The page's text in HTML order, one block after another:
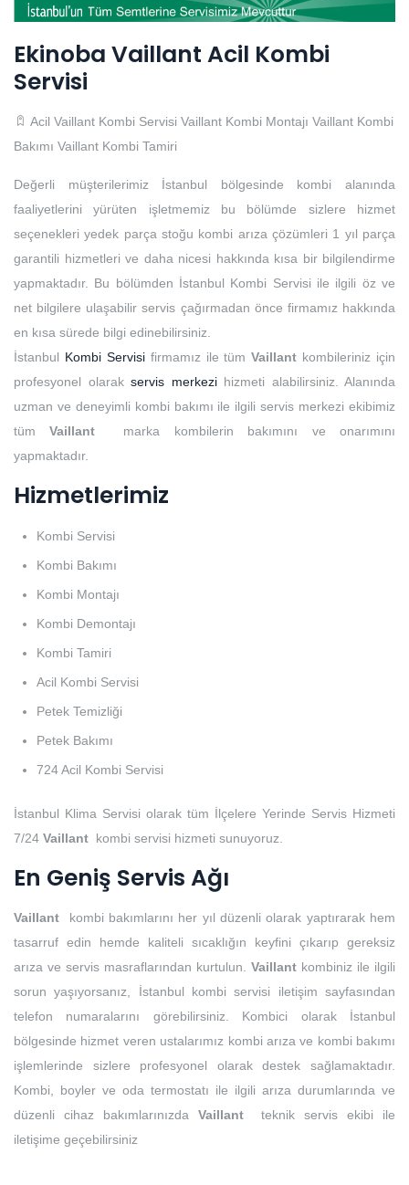
Ekinoba Vaillant Acil Kombi
Servisi
Acil Vaillant Kombi Servisi Vaillant Kombi Montajı Vaillant Kombi
Bakımı Vaillant Kombi Tamiri
Değerli müşterilerimiz İstanbul bölgesinde kombi alanında
faaliyetlerini yürüten işletmemiz bu bölümde sizlere hizmet
seçenekleri yedek parça stoğu kombi arıza çözümleri 1 yıl parça
garantili hizmetleri ve daha nicesi hakkında kısa bir bilgilendirme
yapmaktadır. Bu bölümden İstanbul Kombi Servisi ile ilgili öz ve
net bilgilere ulaşabilir servis çağırmadan önce firmamız hakkında
en kısa sürede bilgi edinebilirsiniz.
İstanbul Kombi Servisi firmamız ile tümVaillant kombileriniz için
profesyonel olarak servis merkezihizmeti alabilirsiniz. Alanında
uzman ve deneyimli kombi bakımı ile ilgili servis merkezi ekibimiz
tümVaillant marka kombilerin bakımını ve onarımını
yapmaktadır.
Hizmetlerimiz
Kombi Servisi
Kombi Bakımı
Kombi Montajı
Kombi Demontajı
Kombi Tamiri
Acil Kombi Servisi
Petek Temizliği
Petek Bakımı
724 Acil Kombi Servisi
İstanbul Klima Servisi olarak tüm İlçelere Yerinde Servis Hizmeti
7/24 Vaillant kombi servisi hizmeti sunuyoruz.
En Geniş Servis Ağı
Vaillant kombi bakımlarını her yıl düzenli olarak yaptırarak hem
tasarruf edin hemde kaliteli sıcaklığın keyfini çıkarıp gereksiz
arıza ve servis masraflarından kurtulun. Vaillant kombiniz ile ilgili
sorun yaşıyorsanız, İstanbul kombi servisi iletişim sayfasından
telefon numaralarını görebilirsiniz. Kombici olarak İstanbul
bölgesinde hizmet veren ustalarımız kombi arıza ve kombi bakımı
işlemlerinde sizlere profesyonel olarak destek sağlamaktadır.
Kombi, boyler ve oda termostatı ile ilgili arıza durumlarında ve
düzenli cihaz bakımlarınızda Vaillantteknik servis ekibi ile
iletişime geçebilirsiniz